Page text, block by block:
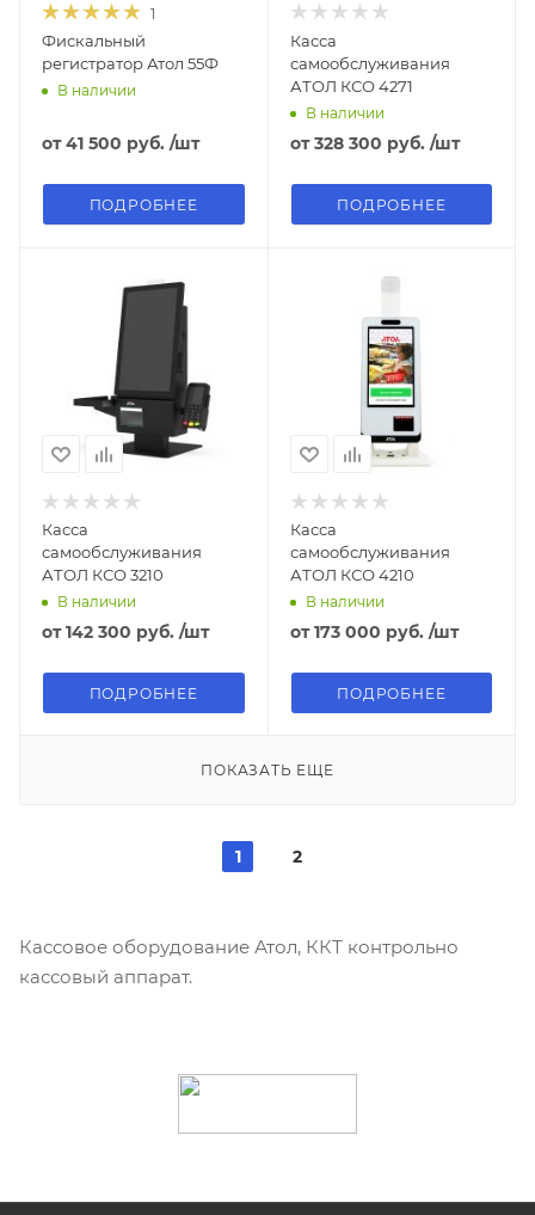
1
Фискальный
регистратор Атол 55Ф
В наличии
от41 500 руб. /шт
ПОДРОБНЕЕ
Касса
самообслуживания
АТОЛ КСО 4271
В наличии
от328 300 руб. /шт
ПОДРОБНЕЕ
Касса
самообслуживания
АТОЛ КСО 3210
В наличии
от142 300 руб. /шт
ПОДРОБНЕЕ
Касса
самообслуживания
АТОЛ КСО 4210
В наличии
от173 000 руб. /шт
ПОДРОБНЕЕ
ПОКАЗАТЬ ЕЩЕ
1 2
Кассовое оборудование Атол, ККТ контрольно
кассовый аппарат.